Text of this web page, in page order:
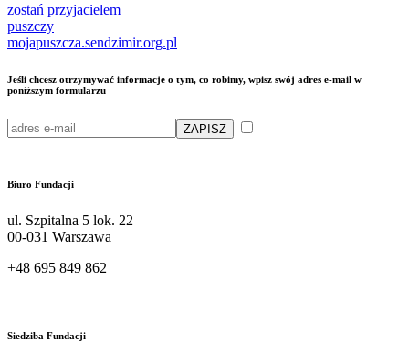
zostań przyjacielem
puszczy
mojapuszcza.sendzimir.org.pl
Jeśli chcesz otrzymywać informacje o tym, co robimy, wpisz swój adres e-mail w
poniższym formularzu
Biuro Fundacji
ul. Szpitalna 5 lok. 22
00-031 Warszawa
+48 695 849 862
Siedziba Fundacji